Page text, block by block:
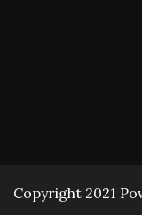
Copyright 2021